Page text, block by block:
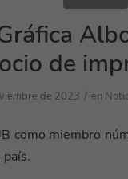
de
de 2023 / en
como miembro